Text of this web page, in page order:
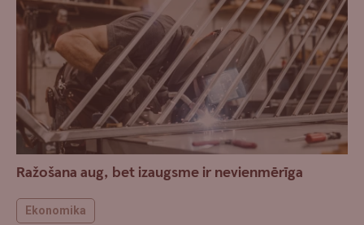
Ražošana aug, bet izaugsme ir nevienmērīga
Ekonomika